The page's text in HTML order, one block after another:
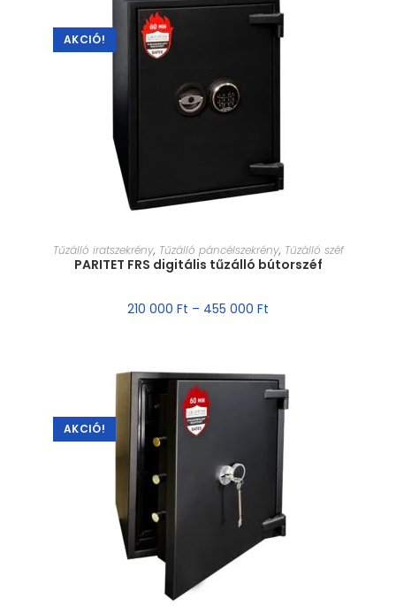
AKCIÓ!
MÉRET VÁLASZTÁSA
Tűzálló iratszekrény, Tűzálló páncélszekrény, Tűzálló széf
PARITET FRS digitális tűzálló bútorszéf
210 000 Ft – 455 000 Ft
AKCIÓ!